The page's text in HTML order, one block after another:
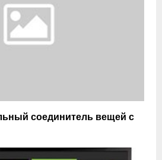
соединитель вещей с